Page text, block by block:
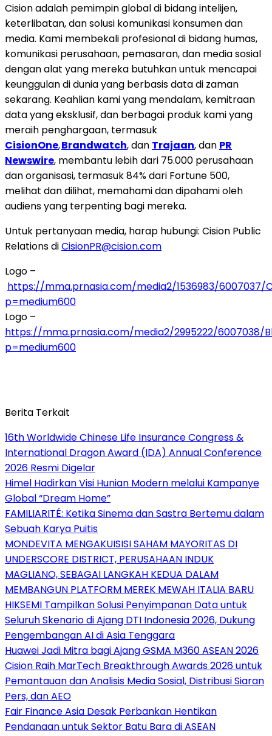
Cision adalah pemimpin global di bidang intelijen,
keterlibatan, dan solusi komunikasi konsumen dan
media. Kami membekali profesional di bidang humas,
komunikasi perusahaan, pemasaran, dan media sosial
dengan alat yang mereka butuhkan untuk mencapai
keunggulan di dunia yang berbasis data di zaman
sekarang. Keahlian kami yang mendalam, kemitraan
data yang eksklusif, dan berbagai produk kami yang
meraih penghargaan, termasuk
CisionOne,Brandwatch, dan Trajaan, dan PR
Newswire, membantu lebih dari 75.000 perusahaan
dan organisasi, termasuk 84% dari Fortune 500,
melihat dan dilihat, memahami dan dipahami oleh
audiens yang terpenting bagi mereka.
Untuk pertanyaan media, harap hubungi: Cision Public
Relations diCisionPR@cision.com
Logo –
https://mma.prnasia.com/media2/1536983/6007037/
p=medium600
Logo –
https://mma.prnasia.com/media2/2995222/6007038/
p=medium600
Berita Terkait
16th Worldwide Chinese Life Insurance Congress &
International Dragon Award (IDA) Annual Conference
2026 Resmi Digelar
Himel Hadirkan Visi Hunian Modern melalui Kampanye
Global “Dream Home”
FAMILIARITÉ: Ketika Sinema dan Sastra Bertemu dalam
Sebuah Karya Puitis
MONDEVITA MENGAKUISISI SAHAM MAYORITAS DI
UNDERSCORE DISTRICT, PERUSAHAAN INDUK
MAGLIANO, SEBAGAI LANGKAH KEDUA DALAM
MEMBANGUN PLATFORM MEREK MEWAH ITALIA BARU
HIKSEMI Tampilkan Solusi Penyimpanan Data untuk
Seluruh Skenario di Ajang DTI Indonesia 2026, Dukung
Pengembangan AI di Asia Tenggara
Huawei Jadi Mitra bagi Ajang GSMA M360 ASEAN 2026
Cision Raih MarTech Breakthrough Awards 2026 untuk
Pemantauan dan Analisis Media Sosial, Distribusi Siaran
Pers, dan AEO
Fair Finance Asia Desak Perbankan Hentikan
Pendanaan untuk Sektor Batu Bara di ASEAN